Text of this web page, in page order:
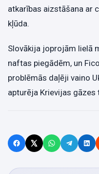
atkarības aizstāšana ar
kļūda.
Slovākija joprojām lielā
naftas piegādēm, un
problēmās daļēji vaino
apturēja Krievijas